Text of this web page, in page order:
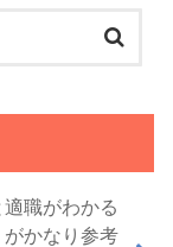
適職がわかる
がかなり参考